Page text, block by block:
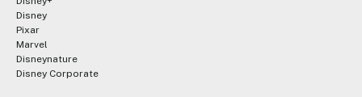
Disney
Pixar
Marvel
Disneynature
Disney Corporate